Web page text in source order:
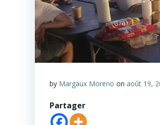
by Margaux Moreno on août 19,
Partager